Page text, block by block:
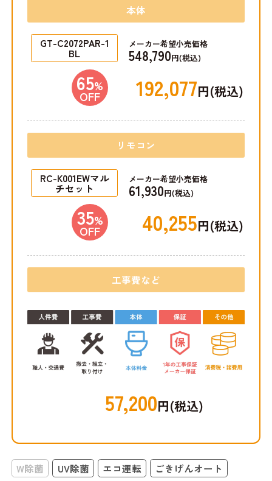
本体
GT-C2072PAR-1
BL
メーカー希望小売価格
548,790円(税込)
65%
OFF 192,077円(税込)
リモコン
RC-K001EWマル
チセット
メーカー希望小売価格
61,930円(税込)
35%
OFF 40,255円(税込)
工事費など
57,200円(税込)
W除菌 UV除菌 エコ運転 ごきげんオート